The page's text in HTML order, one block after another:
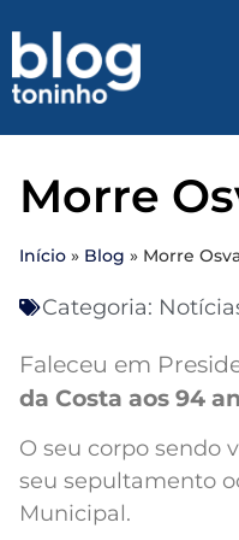
Morre
Início » Blog » Morre
Categoria:
Faleceu em
da Costa aos 94
O seu corpo sendo
seu sepultamento
Municipal.